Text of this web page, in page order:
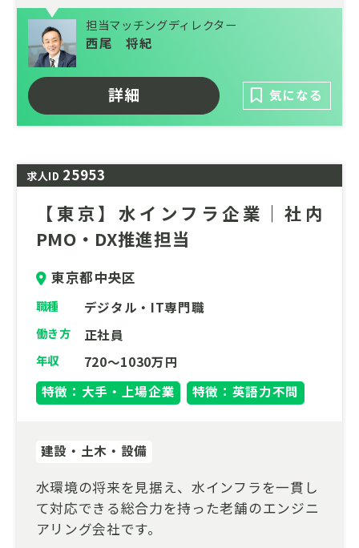
アップも期待できます。
担当マッチングディレクター
西尾 将紀
詳細 気になる
求人ID 25953
【東京】水インフラ企業｜社内
PMO・DX推進担当
東京都中央区
職種 デジタル・IT専門職
働き方 正社員
年収
720～1030万円
特徴：大手・上場企業
特徴：英語力不問
建設・土木・設備
水環境の将来を見据え、水インフラを一貫し
て対応できる総合力を持った老舗のエンジニ
アリング会社です。